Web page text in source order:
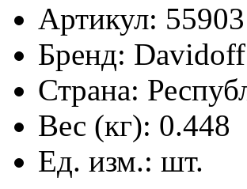
Артикул: 55903
Бренд: Davidoff
Страна:
Вес (кг): 0.448
Ед. изм.: шт.